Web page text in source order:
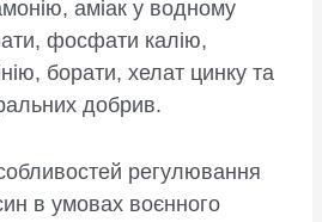
аміак у водному
фосфати калію,
борати, хелат цинку та
добрив.
регулювання
в умовах воєнного